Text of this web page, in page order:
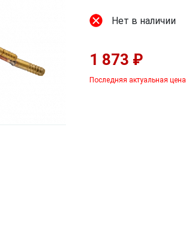
Нет в наличии
1 873 ₽
Последняя актуальная цена